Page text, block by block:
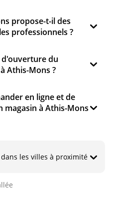
propose-t-il des
professionnels ?
d'ouverture du
Athis-Mons ?
en ligne et de
magasin à Athis-Mons
les villes à proximité